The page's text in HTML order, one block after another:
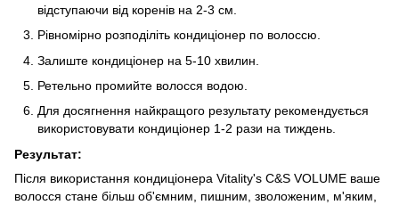
відступаючи від коренів на 2-3 см.
Рівномірно розподіліть кондиціонер по волоссю.
Залиште кондиціонер на 5-10 хвилин.
Ретельно промийте волосся водою.
Для досягнення найкращого результату рекомендується
використовувати кондиціонер 1-2 рази на тиждень.
Результат:
Після використання кондиціонера Vitality's C&S VOLUME ваше
волосся стане більш об'ємним, пишним, зволоженим, м'яким,